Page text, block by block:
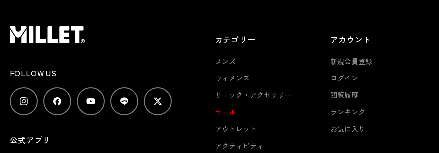
FOLLOW US
公式アプリ
カテゴリー
メンズ
ウィメンズ
リュック・アクセサリー
セール
アウトレット
アクティビティ
アカウント
新規会員登録
ログイン
閲覧履歴
ランキング
お気に入り